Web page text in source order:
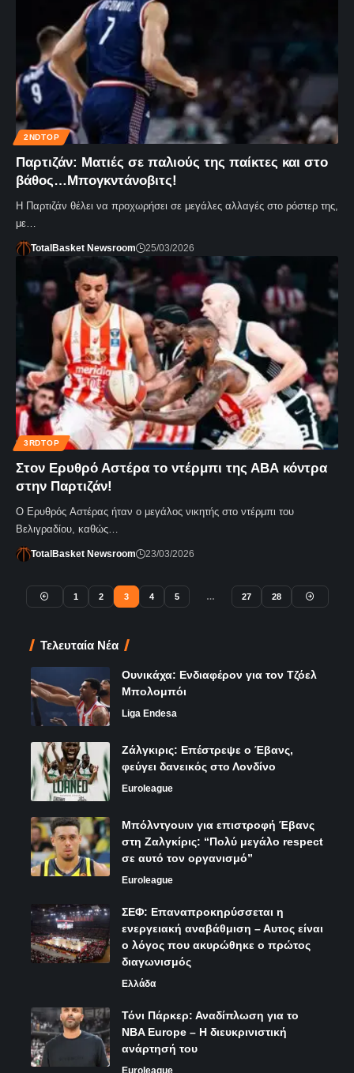
2NDTOP
Παρτιζάν: Ματιές σε παλιούς της παίκτες και στο
βάθος…Μπογκντάνοβιτς!
Η Παρτιζάν θέλει να προχωρήσει σε μεγάλες αλλαγές στο ρόστερ της,
με…
TotalBasket Newsroom 25/03/2026
3RDTOP
Στον Ερυθρό Αστέρα το ντέρμπι της ΑΒΑ κόντρα
στην Παρτιζάν!
Ο Ερυθρός Αστέρας ήταν ο μεγάλος νικητής στο ντέρμπι του
Βελιγραδίου, καθώς…
TotalBasket Newsroom 23/03/2026
1 2 3 4 5 … 27 28
Τελευταία Νέα
Ουνικάχα: Ενδιαφέρον για τον Τζόελ
Μπολομπόι
Liga Endesa
Ζάλγκιρις: Επέστρεψε ο Έβανς,
φεύγει δανεικός στο Λονδίνο
Euroleague
Μπόλντγουιν για επιστροφή Έβανς
στη Ζαλγκίρις: “Πολύ μεγάλο respect
σε αυτό τον οργανισμό”
Euroleague
ΣΕΦ: Επαναπροκηρύσσεται η
ενεργειακή αναβάθμιση – Αυτος είναι
ο λόγος που ακυρώθηκε ο πρώτος
διαγωνισμός
Ελλάδα
Τόνι Πάρκερ: Αναδίπλωση για το
NBA Europe – Η διευκρινιστική
ανάρτησή του